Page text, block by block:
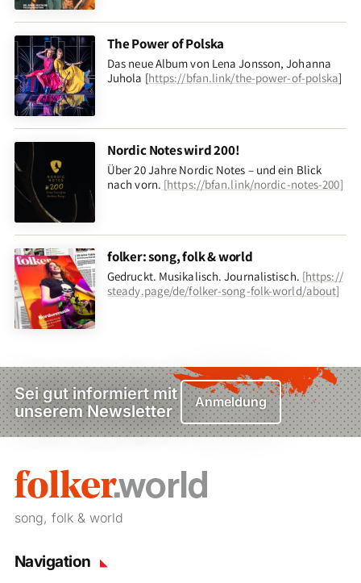
The Power of Polska
Das neue Album von Lena Jonsson, Johanna
Juhola [https://bfan.link/the-power-of-polska]
Nordic Notes wird 200!
Über 20 Jahre Nordic Notes – und ein Blick
nach vorn. [https://bfan.link/nordic-notes-200]
folker: song, folk & world
Gedruckt. Musikalisch. Journalistisch. [https://
steady.page/de/folker-song-folk-world/about]
Sei gut informiert mit
unserem Newsletter
Anmeldung
song, folk & world
Navigation